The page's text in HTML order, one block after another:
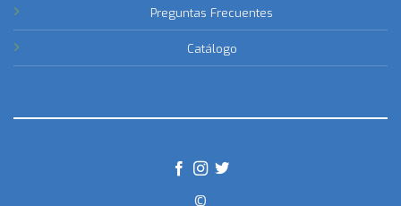
Preguntas Frecuentes
Catálogo
©